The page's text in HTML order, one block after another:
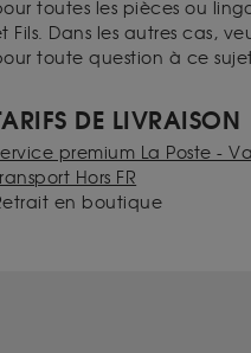
toutes les pièces ou
Fils. Dans les autres cas,
toute question à ce
DE LIVRAISON
premium La Poste -
Hors FR
en boutique